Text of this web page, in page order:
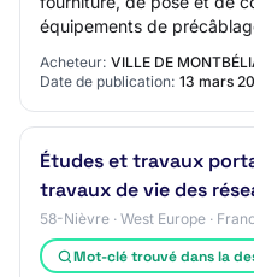
équipements de
de permettre l'extension
Acheteur: VILLE DE
Date de publication: 13 mars
Études et travaux
travaux de vie des
58-Nièvre · West Europe ·
Mot-clé trouvé dans la